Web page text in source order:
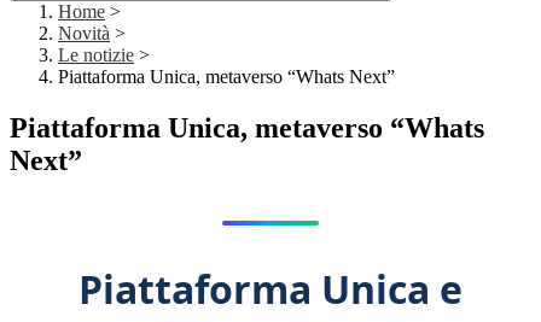
Home >
Novità >
Le notizie >
Piattaforma Unica, metaverso “Whats Next”
Piattaforma Unica, metaverso “Whats
Next”
Piattaforma Unica e